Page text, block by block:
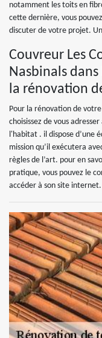
notamment les toits en
cette dernière, vous
discuter de votre projet.
Couvreur Les
Nasbinals
la rénovation
Pour la rénovation de
choisissez de vous
l'habitat . il dispose d’une
mission qu’il exécutera
règles de l’art. pour en
pratique, vous pouvez le
accéder à son site internet.